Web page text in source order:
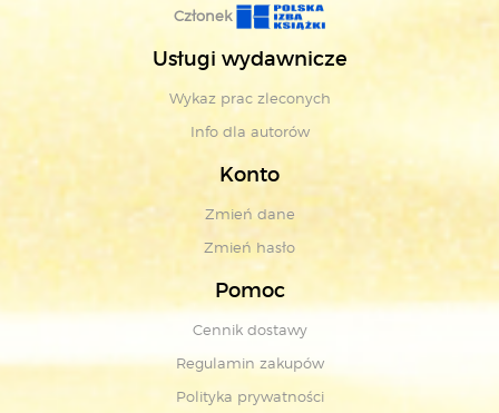
Członek
Usługi wydawnicze
Wykaz prac zleconych
Info dla autorów
Konto
Zmień dane
Zmień hasło
Pomoc
Cennik dostawy
Regulamin zakupów
Polityka prywatności